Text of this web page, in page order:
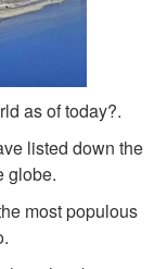
as of today?.
listed down the
globe.
most populous